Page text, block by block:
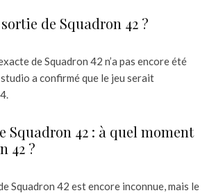
de Squadron 42 ?
de Squadron 42 n’a pas encore été
a confirmé que le jeu serait
Squadron 42 : à quel moment
42 ?
Squadron 42 est encore inconnue, mais le